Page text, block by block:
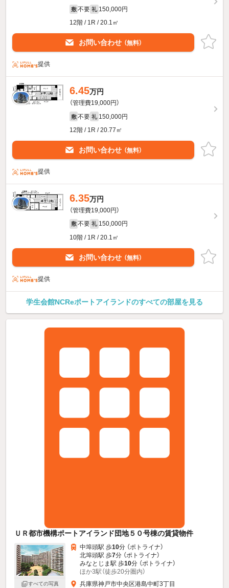
敷 不要 礼 150,000円
12階 / 1R / 20.1㎡
お問い合わせ （無料）
提供
6.45万円
（管理費19,000円）
敷 不要 礼 150,000円
12階 / 1R / 20.77㎡
お問い合わせ （無料）
提供
6.35万円
（管理費19,000円）
敷 不要 礼 150,000円
10階 / 1R / 20.1㎡
お問い合わせ （無料）
提供
学生会館NCReポートアイランドのすべての部屋を見る
ＵＲ都市機構ポートアイランド団地５０号棟の賃貸物件
すべての写真
中埠頭駅 歩10分 （ポトライナ）
北埠頭駅 歩7分 （ポトライナ）
みなとじま駅 歩10分 （ポトライナ）
ほか3駅（徒歩20分圏内）
兵庫県神戸市中央区港島中町3丁目